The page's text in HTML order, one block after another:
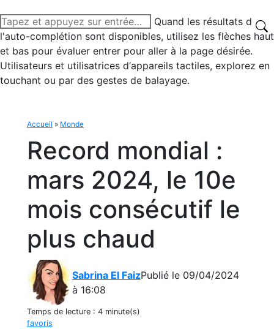
Recherche
:
Quand les résultats de
l'auto-complétion sont disponibles, utilisez les flèches haut
et bas pour évaluer entrer pour aller à la page désirée.
Utilisateurs et utilisatrices d‘appareils tactiles, explorez en
touchant ou par des gestes de balayage.
Accueil » Monde
Record mondial :
mars 2024, le 10e
mois consécutif le
plus chaud
Sabrina El FaizPublié le 09/04/2024
à 16:08
Temps de lecture : 4 minute(s)
favoris